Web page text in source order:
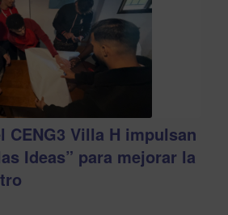
CENG3 Villa H impulsan
Ideas” para mejorar la